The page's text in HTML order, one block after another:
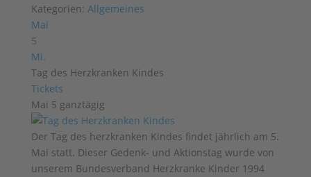
Kategorien: Allgemeines
Mai
5
Mi.
Tag des Herzkranken Kindes
Tickets
Mai 5 ganztägig
Der Tag des herzkranken Kindes findet jährlich am 5.
Mai statt. Dieser Gedenk- und Aktionstag wurde von
unserem Bundesverband Herzkranke Kinder 1994